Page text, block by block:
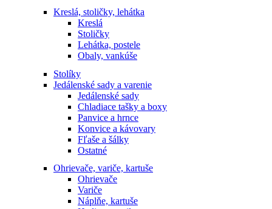
Kreslá, stoličky, lehátka
Kreslá
Stoličky
Lehátka, postele
Obaly, vankúše
Stolíky
Jedálenské sady a varenie
Jedálenské sady
Chladiace tašky a boxy
Panvice a hrnce
Konvice a kávovary
Fľaše a šálky
Ostatné
Ohrievače, variče, kartuše
Ohrievače
Variče
Náplňe, kartuše